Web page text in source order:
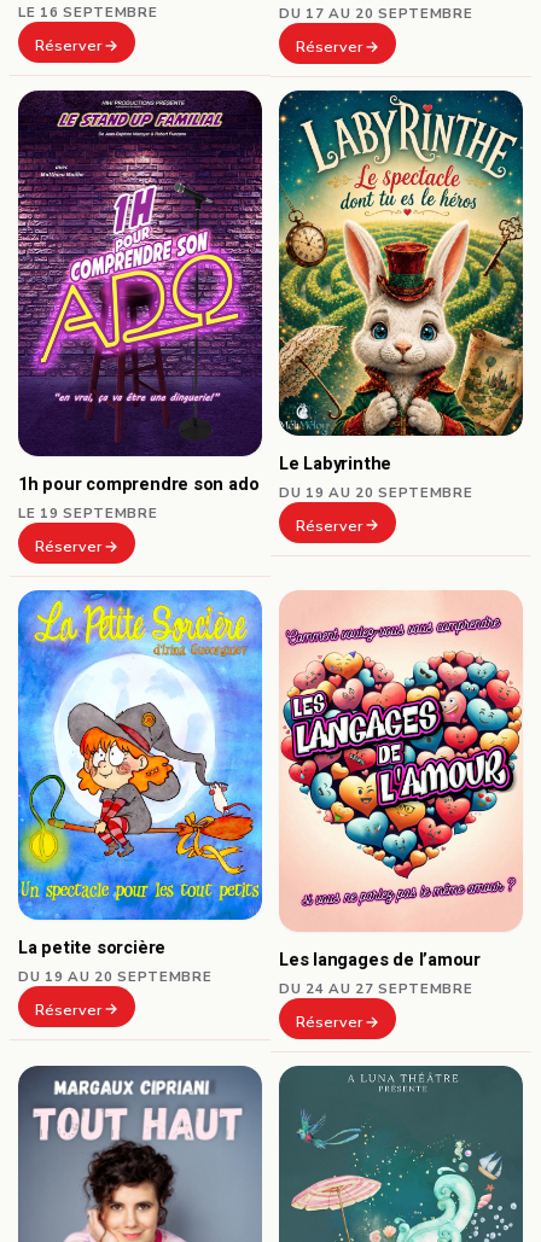
LE 16 SEPTEMBRE
Réserver
DU 17 AU 20 SEPTEMBRE
Réserver
1h pour comprendre son ado
LE 19 SEPTEMBRE
Réserver
Le Labyrinthe
DU 19 AU 20 SEPTEMBRE
Réserver
La petite sorcière
DU 19 AU 20 SEPTEMBRE
Réserver
Les langages de l’amour
DU 24 AU 27 SEPTEMBRE
Réserver